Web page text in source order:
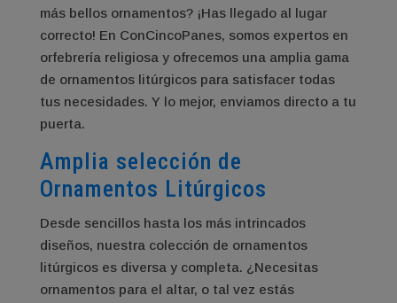
más bellos ornamentos? ¡Has llegado al lugar
correcto! En ConCincoPanes, somos expertos en
orfebrería religiosa y ofrecemos una amplia gama
de ornamentos litúrgicos para satisfacer todas
tus necesidades. Y lo mejor, enviamos directo a tu
puerta.
Amplia selección de
Ornamentos Litúrgicos
Desde sencillos hasta los más intrincados
diseños, nuestra colección de ornamentos
litúrgicos es diversa y completa. ¿Necesitas
ornamentos para el altar, o tal vez estás